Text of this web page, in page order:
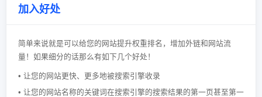
加入好处
简单来说就是可以给您的网站提升权重排名，增加外链和网站流
量！如果细分的话那么有如下几个好处！
• 让您的网站更快、更多地被搜索引擎收录
• 让您的网站名称的关键词在搜索引擎的搜索结果的第一页甚至第一